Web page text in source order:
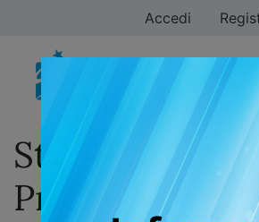
Accedi
Star Comics
Pride Month